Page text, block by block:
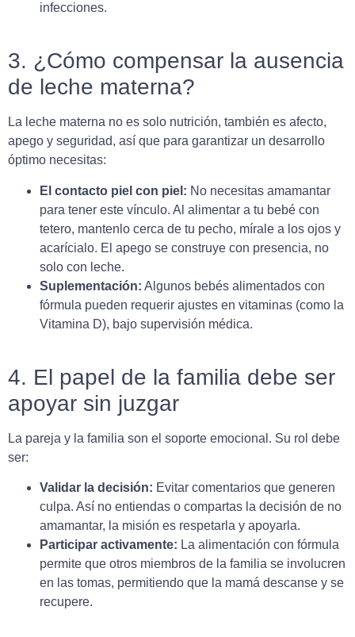
infecciones.
3. ¿Cómo compensar la ausencia
de leche materna?
La leche materna no es solo nutrición, también es afecto,
apego y seguridad, así que para garantizar un desarrollo
óptimo necesitas:
El contacto piel con piel: No necesitas amamantar
para tener este vínculo. Al alimentar a tu bebé con
tetero, mantenlo cerca de tu pecho, mírale a los ojos y
acarícialo. El apego se construye con presencia, no
solo con leche.
Suplementación: Algunos bebés alimentados con
fórmula pueden requerir ajustes en vitaminas (como la
Vitamina D), bajo supervisión médica.
4. El papel de la familia debe ser
apoyar sin juzgar
La pareja y la familia son el soporte emocional. Su rol debe
ser:
Validar la decisión: Evitar comentarios que generen
culpa. Así no entiendas o compartas la decisión de no
amamantar, la misión es respetarla y apoyarla.
Participar activamente: La alimentación con fórmula
permite que otros miembros de la familia se involucren
en las tomas, permitiendo que la mamá descanse y se
recupere.